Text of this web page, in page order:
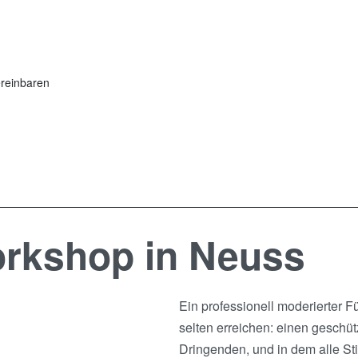
in Neuss
Ein professionell moderierter
selten erreichen: einen
Dringenden, und in dem alle